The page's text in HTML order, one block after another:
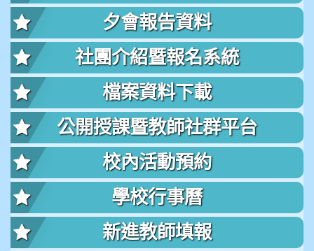
夕會報告資料
社團介紹暨報名系統
檔案資料下載
公開授課暨教師社群平台
校內活動預約
學校行事曆
新進教師填報